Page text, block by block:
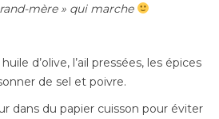
mère » qui marche
d’olive, l’ail pressées, les épices
de sel et poivre.
dans du papier cuisson pour éviter